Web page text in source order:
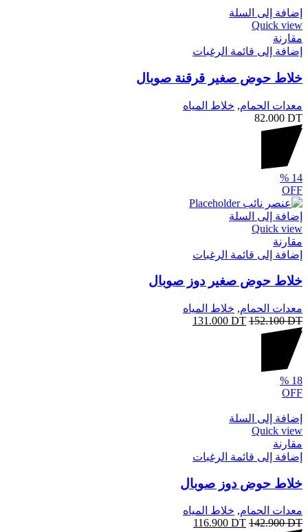
إضافة إلى السلة
Quick view
مقارنة
إضافة إلى قائمة الرغبات
خلاط حوض صغير قرقنة صوبال
معدات الحمام, خلاط المياه
82.000 DT
14
%
OFF
إضافة إلى السلة
Quick view
مقارنة
إضافة إلى قائمة الرغبات
خلاط حوض صغير دوز صوبال
معدات الحمام, خلاط المياه
152.100DT
131.000 DT
18
%
OFF
إضافة إلى السلة
Quick view
مقارنة
إضافة إلى قائمة الرغبات
خلاط حوض دوز صوبال
معدات الحمام, خلاط المياه
142.900DT
116.900 DT